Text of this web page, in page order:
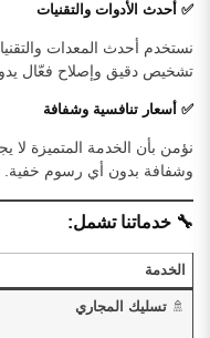
✅ أحدث الأدوات والتقنيات
نستخدم أحدث المعدات
تشخيص دقيق وإصلاح فعّال
✅ أسعار تنافسية وشفافة
نؤمن بأن الخدمة المتميزة
وشفافة بدون أي رسوم خفية.
🔧 خدماتنا تشمل:
الخدمة
🚿تسليك المجاري